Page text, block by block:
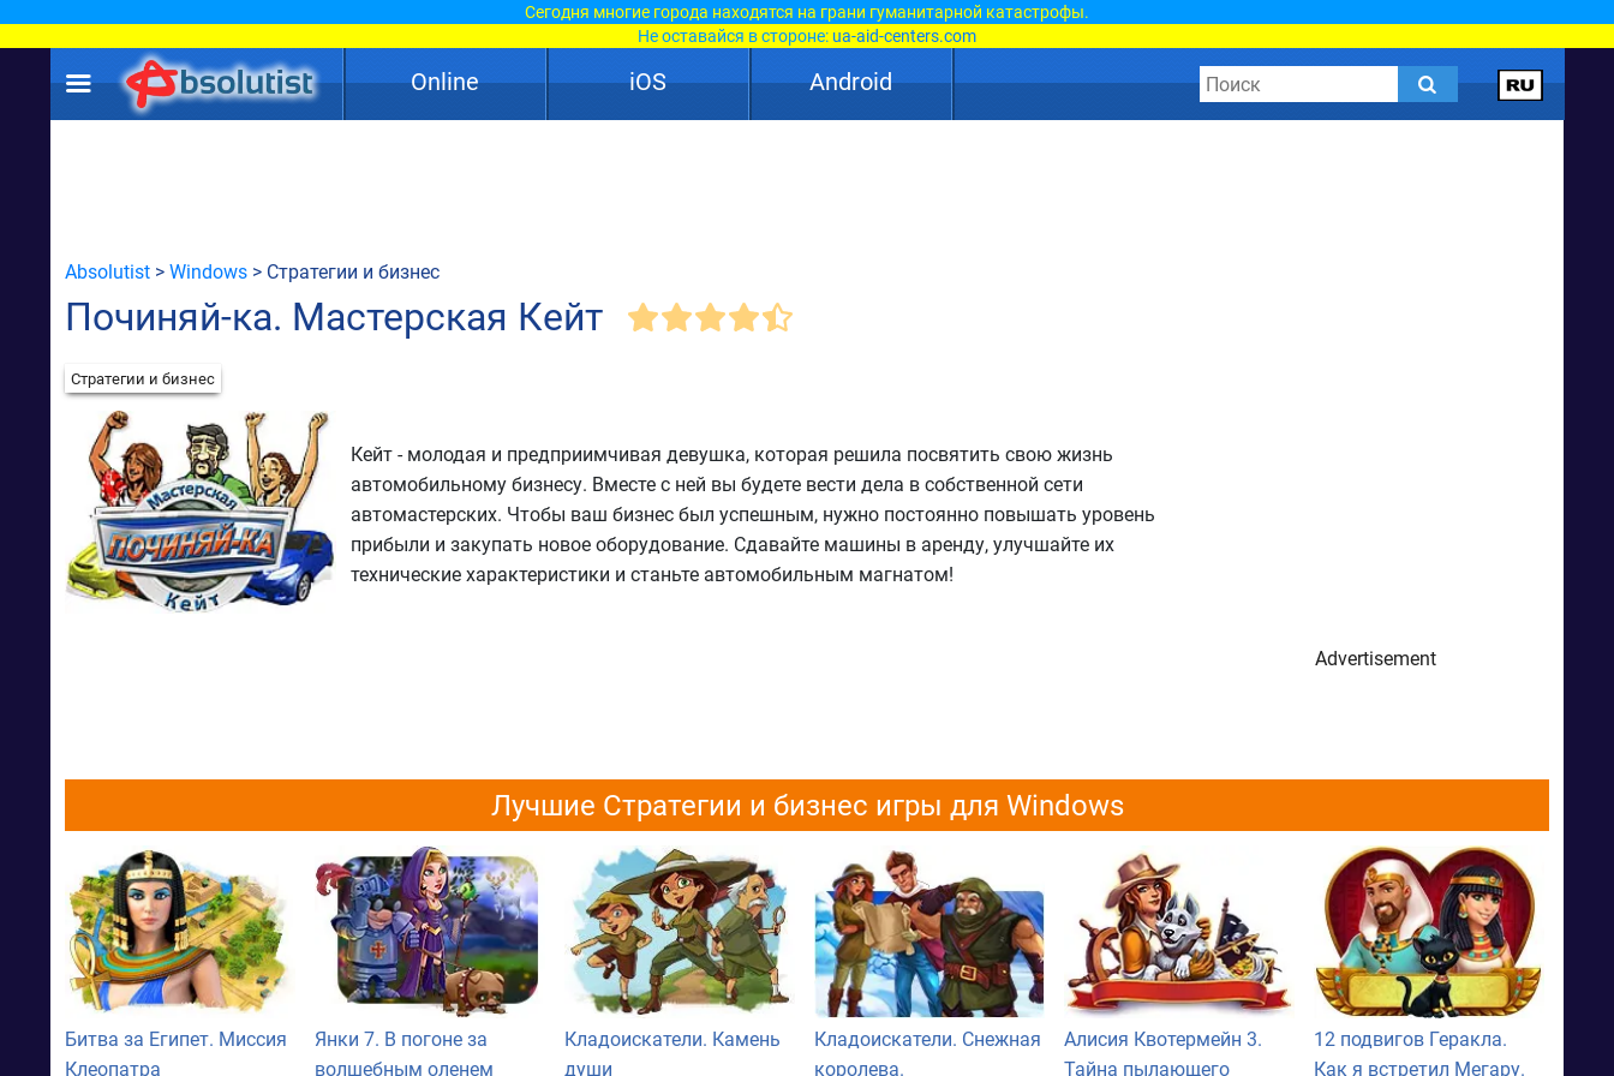
Сегодня многие города находятся на грани гуманитарной катастрофы.
Не оставайся в стороне: ua-aid-centers.com
Online iOS Android
Absolutist > Windows > Стратегии и бизнес
Починяй-ка. Мастерская Кейт
Стратегии и бизнес
Кейт - молодая и предприимчивая девушка, которая решила посвятить свою жизнь
автомобильному бизнесу. Вместе с ней вы будете вести дела в собственной сети
автомастерских. Чтобы ваш бизнес был успешным, нужно постоянно повышать уровень
прибыли и закупать новое оборудование. Сдавайте машины в аренду, улучшайте их
технические характеристики и станьте автомобильным магнатом!
Advertisement
Лучшие Стратегии и бизнес игры для Windows
Битва за Египет. Миссия
Клеопатра
Янки 7. В погоне за
волшебным оленем
Кладоискатели. Камень
души
Кладоискатели. Снежная
королева.
Алисия Квотермейн 3.
Тайна пылающего
12 подвигов Геракла.
Как я встретил Мегару.